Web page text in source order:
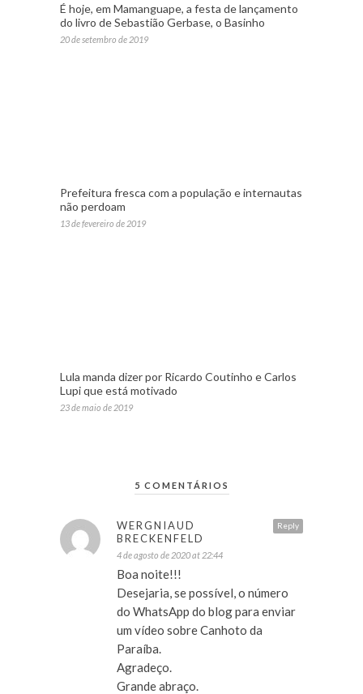
É hoje, em Mamanguape, a festa de lançamento
do livro de Sebastião Gerbase, o Basinho
20 de setembro de 2019
Prefeitura fresca com a população e internautas
não perdoam
13 de fevereiro de 2019
Lula manda dizer por Ricardo Coutinho e Carlos
Lupi que está motivado
23 de maio de 2019
5 COMENTÁRIOS
Reply
WERGNIAUD
BRECKENFELD
4 de agosto de 2020 at 22:44
Boa noite!!!
Desejaria, se possível, o número
do WhatsApp do blog para enviar
um vídeo sobre Canhoto da
Paraíba.
Agradeço.
Grande abraço.